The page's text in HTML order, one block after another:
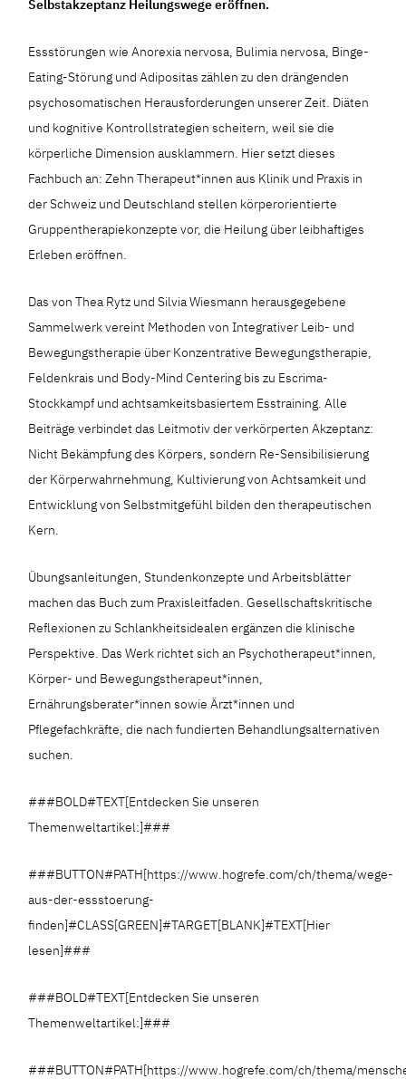
Selbstakzeptanz Heilungswege eröffnen.
Essstörungen wie Anorexia nervosa, Bulimia nervosa, Binge-
Eating-Störung und Adipositas zählen zu den drängenden
psychosomatischen Herausforderungen unserer Zeit. Diäten
und kognitive Kontrollstrategien scheitern, weil sie die
körperliche Dimension ausklammern. Hier setzt dieses
Fachbuch an: Zehn Therapeut*innen aus Klinik und Praxis in
der Schweiz und Deutschland stellen körperorientierte
Gruppentherapiekonzepte vor, die Heilung über leibhaftiges
Erleben eröffnen.
Das von Thea Rytz und Silvia Wiesmann herausgegebene
Sammelwerk vereint Methoden von Integrativer Leib- und
Bewegungstherapie über Konzentrative Bewegungstherapie,
Feldenkrais und Body-Mind Centering bis zu Escrima-
Stockkampf und achtsamkeitsbasiertem Esstraining. Alle
Beiträge verbindet das Leitmotiv der verkörperten Akzeptanz:
Nicht Bekämpfung des Körpers, sondern Re-Sensibilisierung
der Körperwahrnehmung, Kultivierung von Achtsamkeit und
Entwicklung von Selbstmitgefühl bilden den therapeutischen
Kern.
Übungsanleitungen, Stundenkonzepte und Arbeitsblätter
machen das Buch zum Praxisleitfaden. Gesellschaftskritische
Reflexionen zu Schlankheitsidealen ergänzen die klinische
Perspektive. Das Werk richtet sich an Psychotherapeut*innen,
Körper- und Bewegungstherapeut*innen,
Ernährungsberater*innen sowie Ärzt*innen und
Pflegefachkräfte, die nach fundierten Behandlungsalternativen
suchen.
###BOLD#TEXT[Entdecken Sie unseren
Themenweltartikel:]###
###BUTTON#PATH[https://www.hogrefe.com/ch/thema/wege-
aus-der-essstoerung-
finden]#CLASS[GREEN]#TARGET[BLANK]#TEXT[Hier
lesen]###
###BOLD#TEXT[Entdecken Sie unseren
Themenweltartikel:]###
###BUTTON#PATH[https://www.hogrefe.com/ch/thema/